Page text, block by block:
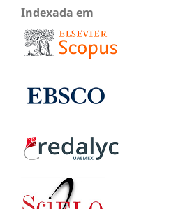
Indexada em